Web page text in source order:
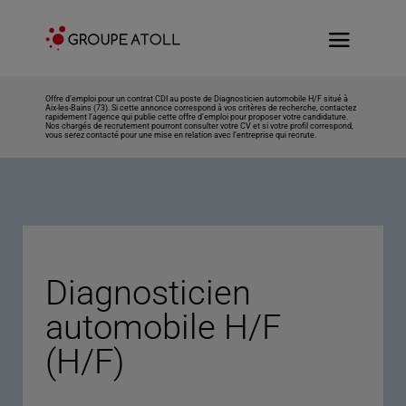
Offre d’emploi pour un contrat CDI au poste de Diagnosticien automobile H/F situé à
Aix-les-Bains (73). Si cette annonce correspond à vos critères de recherche, contactez
rapidement l’agence qui publie cette offre d’emploi pour proposer votre candidature.
Nos chargés de recrutement pourront consulter votre CV et si votre profil correspond,
vous serez contacté pour une mise en relation avec l’entreprise qui recrute.
Diagnosticien
automobile H/F
(H/F)